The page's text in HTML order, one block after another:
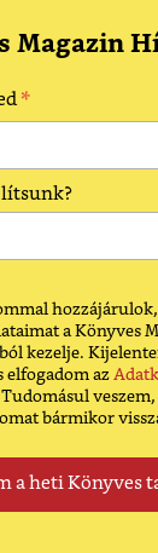
Magazin
*
a Könyves
kezelje.
elfogadom az
Tudomásul
bármikor